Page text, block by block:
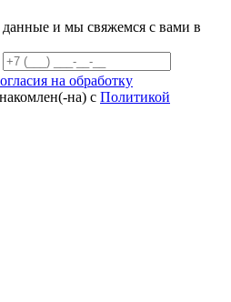
и мы свяжемся с вами в
на обработку
на) с Политикой